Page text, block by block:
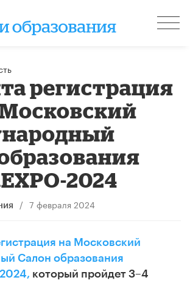
регистрация
Московский
2024
/ 7 февраля 2024
на Московский
Салон образования
который пройдет 3–4